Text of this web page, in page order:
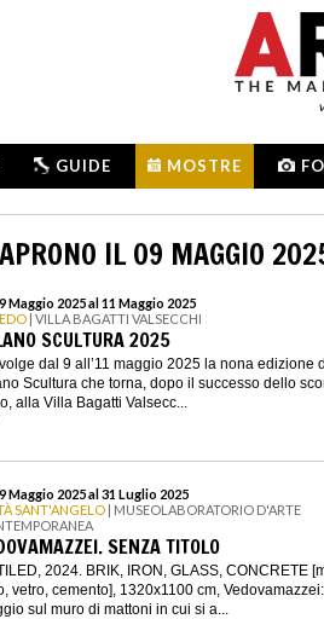
GUIDE MOSTRE
IL 09 MAGGIO
Maggio 2025 al 11 Maggio 2025
| VILLA BAGATTI VALSECCHI
SCULTURA 2025
dal 9 all’11 maggio 2025 la nona edizione
Scultura che torna, dopo il successo dello
alla Villa Bagatti Valsecc...
Maggio 2025 al 31 Luglio 2025
SANT'ANGELO | MUSEOLABORATORIO D'ARTE
SENZA TITOLO
2024. BRIK, IRON, GLASS, CONCRETE
vetro, cemento], 1320x1100 cm,
sul muro di mattoni in cui si a...